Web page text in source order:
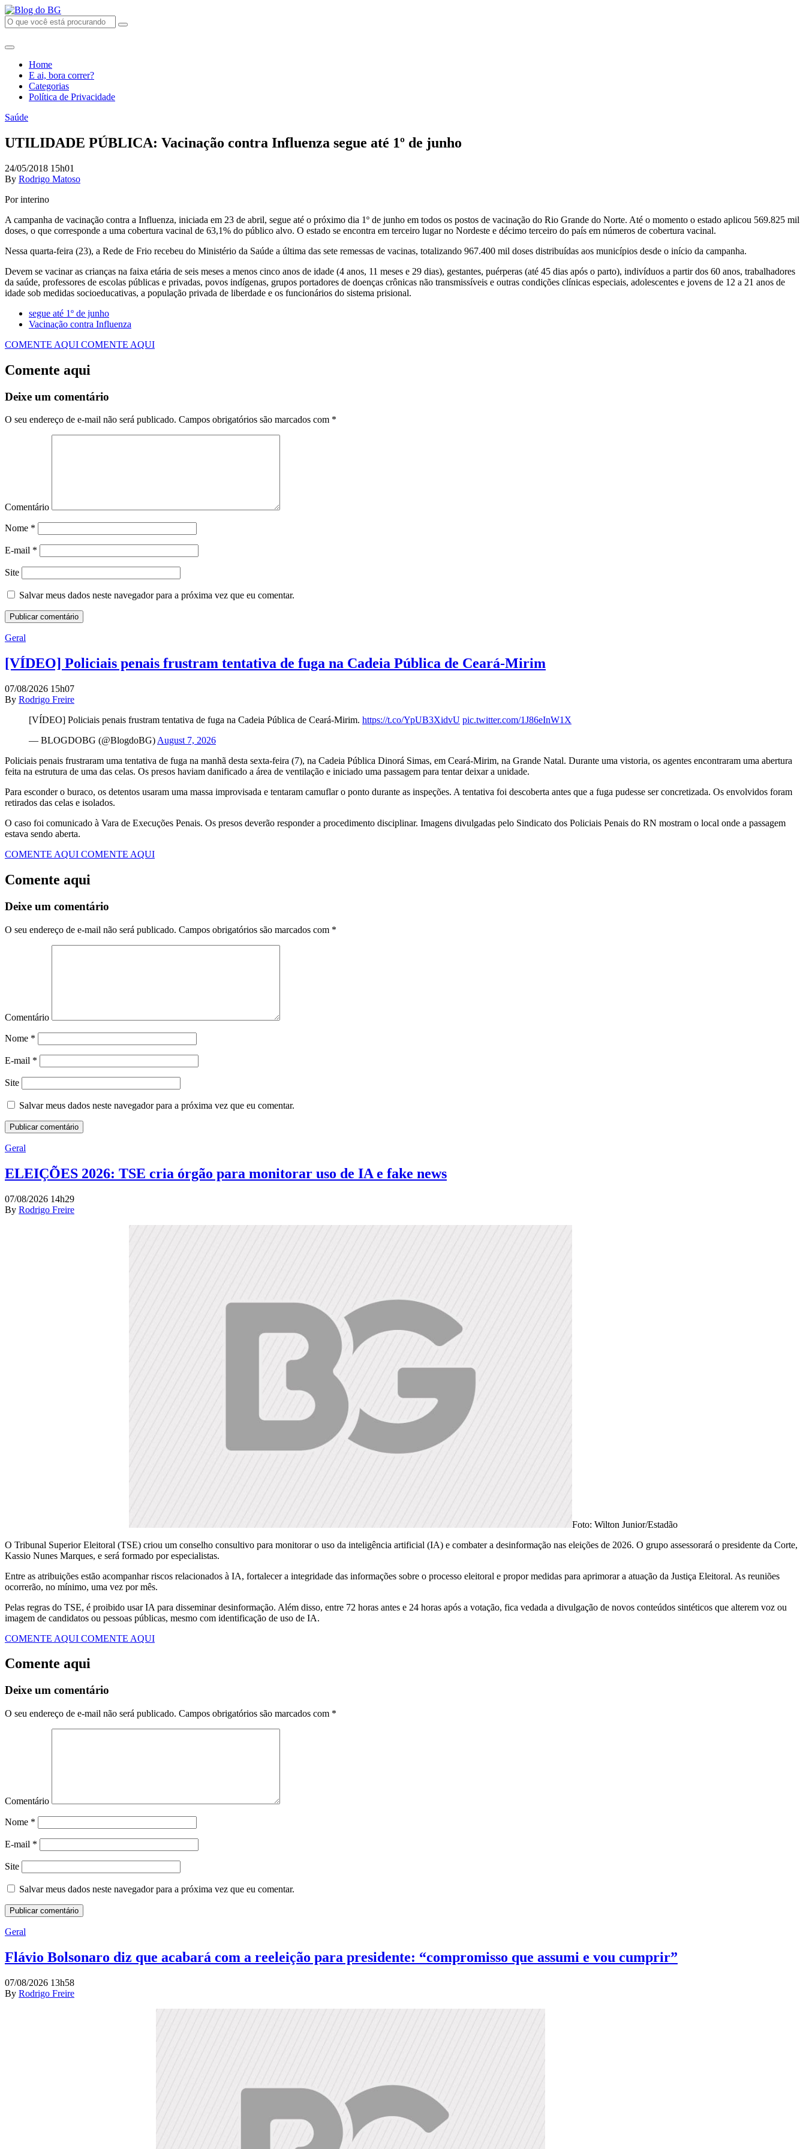
Home
E ai, bora correr?
Categorias
Política de Privacidade
Saúde
UTILIDADE PÚBLICA: Vacinação contra Influenza segue até 1º de junho
24/05/2018 15h01
By Rodrigo Matoso
Por interino
A campanha de vacinação contra a Influenza, iniciada em 23 de abril, segue até o próximo dia 1º de junho em todos os postos de vacinação do Rio Grande do Norte. Até o momento o estado aplicou 569.825 mil
doses, o que corresponde a uma cobertura vacinal de 63,1% do público alvo. O estado se encontra em terceiro lugar no Nordeste e décimo terceiro do país em números de cobertura vacinal.
Nessa quarta-feira (23), a Rede de Frio recebeu do Ministério da Saúde a última das sete remessas de vacinas, totalizando 967.400 mil doses distribuídas aos municípios desde o início da campanha.
Devem se vacinar as crianças na faixa etária de seis meses a menos cinco anos de idade (4 anos, 11 meses e 29 dias), gestantes, puérperas (até 45 dias após o parto), indivíduos a partir dos 60 anos, trabalhadores
da saúde, professores de escolas públicas e privadas, povos indígenas, grupos portadores de doenças crônicas não transmissíveis e outras condições clínicas especiais, adolescentes e jovens de 12 a 21 anos de
idade sob medidas socioeducativas, a população privada de liberdade e os funcionários do sistema prisional.
segue até 1º de junho
Vacinação contra Influenza
COMENTE AQUI COMENTE AQUI
Comente aqui
Deixe um comentário
O seu endereço de e-mail não será publicado. Campos obrigatórios são marcados com *
Comentário
Nome *
E-mail *
Site
Salvar meus dados neste navegador para a próxima vez que eu comentar.
Geral
[VÍDEO] Policiais penais frustram tentativa de fuga na Cadeia Pública de Ceará-Mirim
07/08/2026 15h07
By Rodrigo Freire
[VÍDEO] Policiais penais frustram tentativa de fuga na Cadeia Pública de Ceará-Mirim. https://t.co/YpUB3XidvU pic.twitter.com/1J86eInW1X
— BLOGDOBG (@BlogdoBG) August 7, 2026
Policiais penais frustraram uma tentativa de fuga na manhã desta sexta-feira (7), na Cadeia Pública Dinorá Simas, em Ceará-Mirim, na Grande Natal. Durante uma vistoria, os agentes encontraram uma abertura
feita na estrutura de uma das celas. Os presos haviam danificado a área de ventilação e iniciado uma passagem para tentar deixar a unidade.
Para esconder o buraco, os detentos usaram uma massa improvisada e tentaram camuflar o ponto durante as inspeções. A tentativa foi descoberta antes que a fuga pudesse ser concretizada. Os envolvidos foram
retirados das celas e isolados.
O caso foi comunicado à Vara de Execuções Penais. Os presos deverão responder a procedimento disciplinar. Imagens divulgadas pelo Sindicato dos Policiais Penais do RN mostram o local onde a passagem
estava sendo aberta.
COMENTE AQUI COMENTE AQUI
Comente aqui
Deixe um comentário
O seu endereço de e-mail não será publicado. Campos obrigatórios são marcados com *
Comentário
Nome *
E-mail *
Site
Salvar meus dados neste navegador para a próxima vez que eu comentar.
Geral
ELEIÇÕES 2026: TSE cria órgão para monitorar uso de IA e fake news
07/08/2026 14h29
By Rodrigo Freire
Foto: Wilton Junior/Estadão
O Tribunal Superior Eleitoral (TSE) criou um conselho consultivo para monitorar o uso da inteligência artificial (IA) e combater a desinformação nas eleições de 2026. O grupo assessorará o presidente da Corte,
Kassio Nunes Marques, e será formado por especialistas.
Entre as atribuições estão acompanhar riscos relacionados à IA, fortalecer a integridade das informações sobre o processo eleitoral e propor medidas para aprimorar a atuação da Justiça Eleitoral. As reuniões
ocorrerão, no mínimo, uma vez por mês.
Pelas regras do TSE, é proibido usar IA para disseminar desinformação. Além disso, entre 72 horas antes e 24 horas após a votação, fica vedada a divulgação de novos conteúdos sintéticos que alterem voz ou
imagem de candidatos ou pessoas públicas, mesmo com identificação de uso de IA.
COMENTE AQUI COMENTE AQUI
Comente aqui
Deixe um comentário
O seu endereço de e-mail não será publicado. Campos obrigatórios são marcados com *
Comentário
Nome *
E-mail *
Site
Salvar meus dados neste navegador para a próxima vez que eu comentar.
Geral
Flávio Bolsonaro diz que acabará com a reeleição para presidente: “compromisso que assumi e vou cumprir”
07/08/2026 13h58
By Rodrigo Freire